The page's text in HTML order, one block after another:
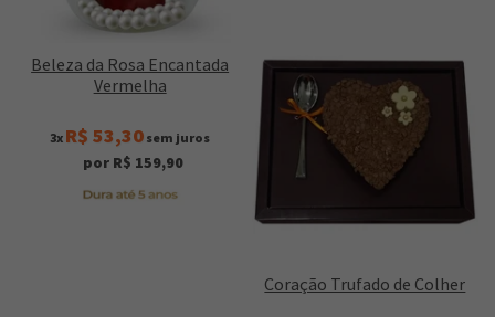
Beleza da Rosa Encantada
Vermelha
3x R$ 53,30 sem juros
por R$ 159,90
Coração Trufado de Colher